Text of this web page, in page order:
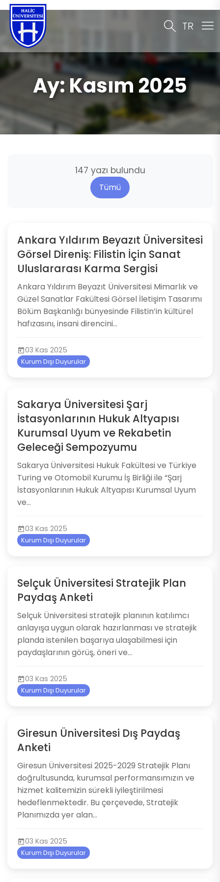
TR
Ay: Kasım 2025
147 yazı bulundu
Tümü
Ankara Yıldırım Beyazıt Üniversitesi
Görsel Direniş: Filistin İçin Sanat
Uluslararası Karma Sergisi
Ankara Yıldırım Beyazıt Üniversitesi Mimarlık ve
Güzel Sanatlar Fakültesi Görsel İletişim Tasarımı
Bölüm Başkanlığı bünyesinde Filistin’in kültürel
hafızasını, insani direncini...
03 Kas 2025
Kurum Dışı Duyurular
Sakarya Üniversitesi Şarj
İstasyonlarının Hukuk Altyapısı
Kurumsal Uyum ve Rekabetin
Geleceği Sempozyumu
Sakarya Üniversitesi Hukuk Fakültesi ve Türkiye
Turing ve Otomobil Kurumu İş Birliği ile “Şarj
İstasyonlarının Hukuk Altyapısı Kurumsal Uyum
ve...
03 Kas 2025
Kurum Dışı Duyurular
Selçuk Üniversitesi Stratejik Plan
Paydaş Anketi
Selçuk Üniversitesi stratejik planının katılımcı
anlayışa uygun olarak hazırlanması ve stratejik
planda istenilen başarıya ulaşabilmesi için
paydaşlarının görüş, öneri ve...
03 Kas 2025
Kurum Dışı Duyurular
Giresun Üniversitesi Dış Paydaş
Anketi
Giresun Üniversitesi 2025-2029 Stratejik Planı
doğrultusunda, kurumsal performansımızın ve
hizmet kalitemizin sürekli iyileştirilmesi
hedeflenmektedir. Bu çerçevede, Stratejik
Planımızda yer alan...
03 Kas 2025
Kurum Dışı Duyurular